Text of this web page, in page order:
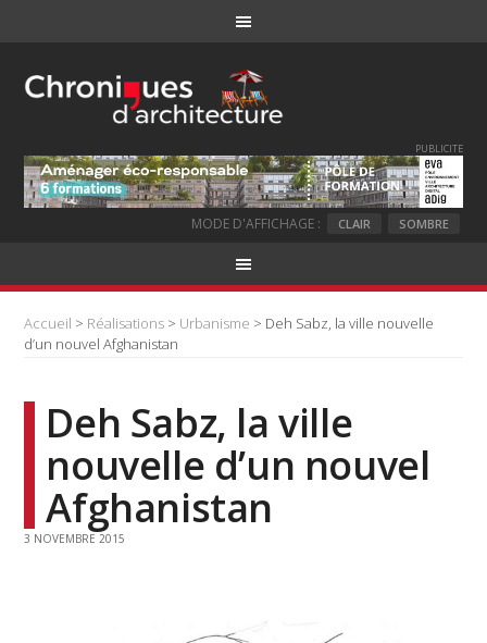
PUBLICITE
MODE D'AFFICHAGE : CLAIR SOMBRE
Accueil > Réalisations > Urbanisme > Deh Sabz, la ville nouvelle
d’un nouvel Afghanistan
Deh Sabz, la ville
nouvelle d’un nouvel
Afghanistan
3 NOVEMBRE 2015